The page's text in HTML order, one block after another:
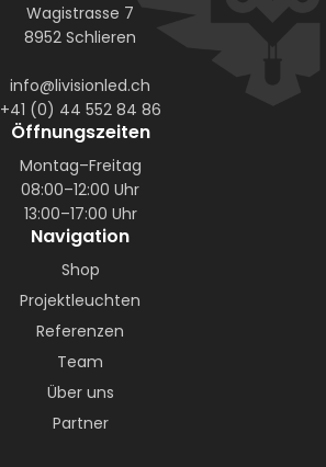
Wagistrasse 7
8952 Schlieren
info@livisionled.ch
+41 (0) 44 552 84 86
Öffnungszeiten
Montag–Freitag
08:00–12:00 Uhr
13:00–17:00 Uhr
Navigation
Shop
Projektleuchten
Referenzen
Team
Über uns
Partner